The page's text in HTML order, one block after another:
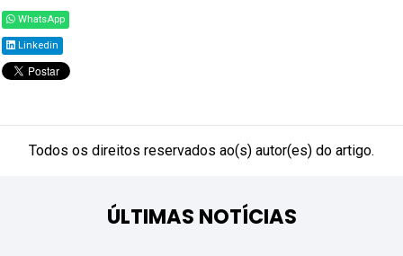
WhatsApp
Linkedin
Todos os direitos reservados ao(s) autor(es) do artigo.
ÚLTIMAS NOTÍCIAS